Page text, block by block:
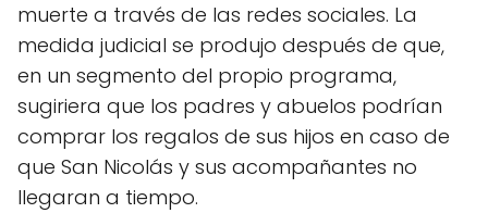
muerte a través de las redes sociales. La
medida judicial se produjo después de que,
en un segmento del propio programa,
sugiriera que los padres y abuelos podrían
comprar los regalos de sus hijos en caso de
que San Nicolás y sus acompañantes no
llegaran a tiempo.